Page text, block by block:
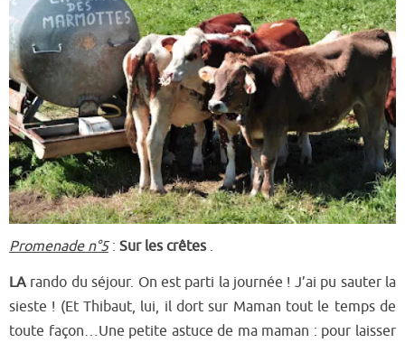
Promenade n°5: Sur les crêtes .
LA rando du séjour. On est parti la journée ! J’ai pu sauter la
sieste ! (Et Thibaut, lui, il dort sur Maman tout le temps de
toute façon…Une petite astuce de ma maman : pour laisser